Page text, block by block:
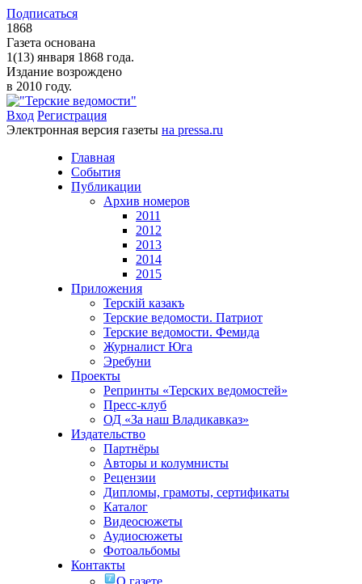
Подписаться
1868
Газета основана
1(13) января 1868 года.
Издание возрождено
в 2010 году.
Вход Регистрация
Электронная версия газеты на pressa.ru
Главная
События
Публикации
Архив номеров
2011
2012
2013
2014
2015
Приложения
Терскiй казакъ
Терские ведомости. Патриот
Терские ведомости. Фемида
Журналист Юга
Эребуни
Проекты
Репринты «Терских ведомостей»
Пресс-клуб
ОД «За наш Владикавказ»
Издательство
Партнёры
Авторы и колумнисты
Рецензии
Дипломы, грамоты, сертификаты
Каталог
Видеосюжеты
Аудиосюжеты
Фотоальбомы
Контакты
О газете